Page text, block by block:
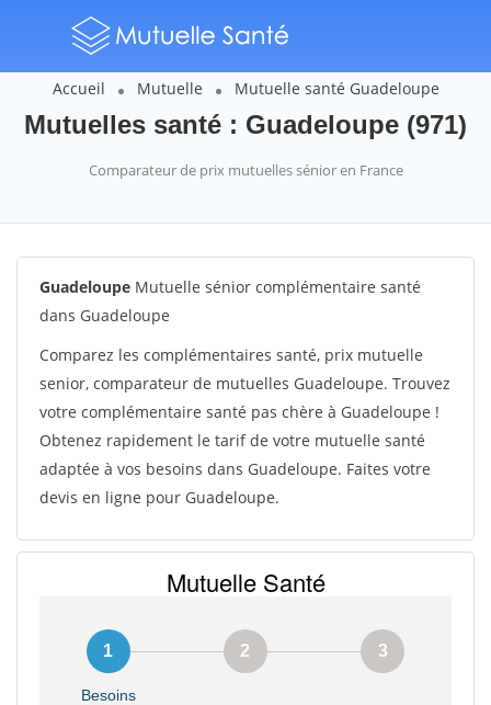
Accueil Mutuelle Mutuelle santé Guadeloupe
Mutuelles santé : Guadeloupe (971)
Comparateur de prix mutuelles sénior en France
Guadeloupe Mutuelle sénior complémentaire santé
dans Guadeloupe
Comparez les complémentaires santé, prix mutuelle
senior, comparateur de mutuelles Guadeloupe. Trouvez
votre complémentaire santé pas chère à Guadeloupe !
Obtenez rapidement le tarif de votre mutuelle santé
adaptée à vos besoins dans Guadeloupe. Faites votre
devis en ligne pour Guadeloupe.